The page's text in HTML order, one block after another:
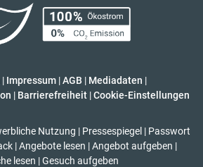
| Impressum |AGB | Mediadaten |
| Barrierefreiheit | Cookie-Einstellungen
Nutzung | Pressespiegel | Passwort
| Angebote lesen | Angebot aufgeben |
lesen | Gesuch aufgeben